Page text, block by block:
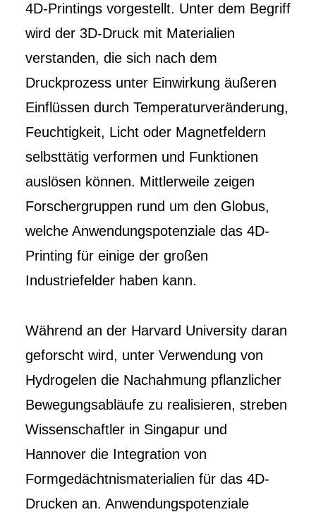
4D-Printings vorgestellt. Unter dem Begriff
wird der 3D-Druck mit Materialien
verstanden, die sich nach dem
Druckprozess unter Einwirkung äußeren
Einflüssen durch Temperaturveränderung,
Feuchtigkeit, Licht oder Magnetfeldern
selbsttätig verformen und Funktionen
auslösen können. Mittlerweile zeigen
Forschergruppen rund um den Globus,
welche Anwendungspotenziale das 4D-
Printing für einige der großen
Industriefelder haben kann.
Während an der Harvard University daran
geforscht wird, unter Verwendung von
Hydrogelen die Nachahmung pflanzlicher
Bewegungsabläufe zu realisieren, streben
Wissenschaftler in Singapur und
Hannover die Integration von
Formgedächtnismaterialien für das 4D-
Drucken an. Anwendungspotenziale